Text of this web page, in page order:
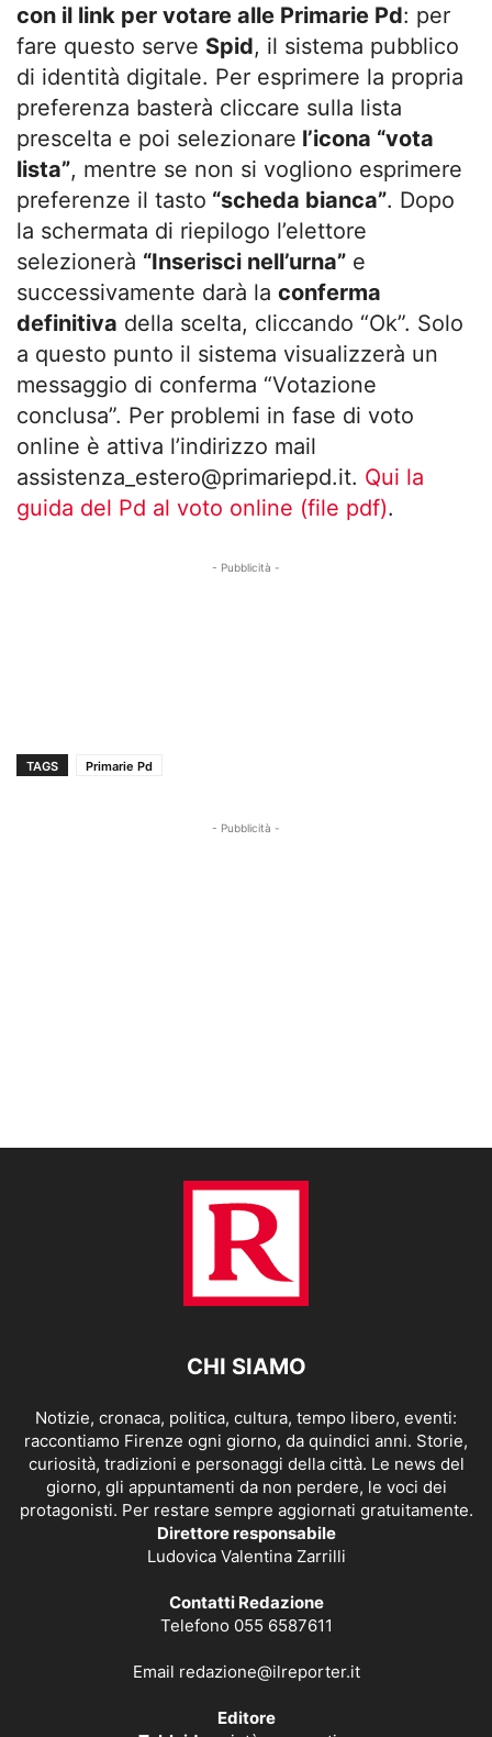
con il link per votare alle Primarie Pd: per
fare questo serve Spid, il sistema pubblico
di identità digitale. Per esprimere la propria
preferenza basterà cliccare sulla lista
prescelta e poi selezionare l’icona “vota
lista”, mentre se non si vogliono esprimere
preferenze il tasto “scheda bianca”. Dopo
la schermata di riepilogo l’elettore
selezionerà “Inserisci nell’urna” e
successivamente darà la conferma
definitiva della scelta, cliccando “Ok”. Solo
a questo punto il sistema visualizzerà un
messaggio di conferma “Votazione
conclusa”. Per problemi in fase di voto
online è attiva l’indirizzo mail
assistenza_estero@primariepd.it. Qui la
guida del Pd al voto online (file pdf).
- Pubblicità -
TAGS Primarie Pd
- Pubblicità -
CHI SIAMO
Notizie, cronaca, politica, cultura, tempo libero, eventi:
raccontiamo Firenze ogni giorno, da quindici anni. Storie,
curiosità, tradizioni e personaggi della città. Le news del
giorno, gli appuntamenti da non perdere, le voci dei
protagonisti. Per restare sempre aggiornati gratuitamente.
Direttore responsabile
Ludovica Valentina Zarrilli
Contatti Redazione
Telefono 055 6587611
Email redazione@ilreporter.it
Editore